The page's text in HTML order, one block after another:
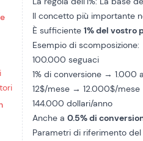
Il concetto più importante
È sufficiente1% del vostro
Esempio di scomposizione:
100.000 seguaci
1% di conversione → 1.000
12$/mese → 12.000$/mese
144.000 dollari/anno
Anche a0.5% di
Parametri di riferimento del